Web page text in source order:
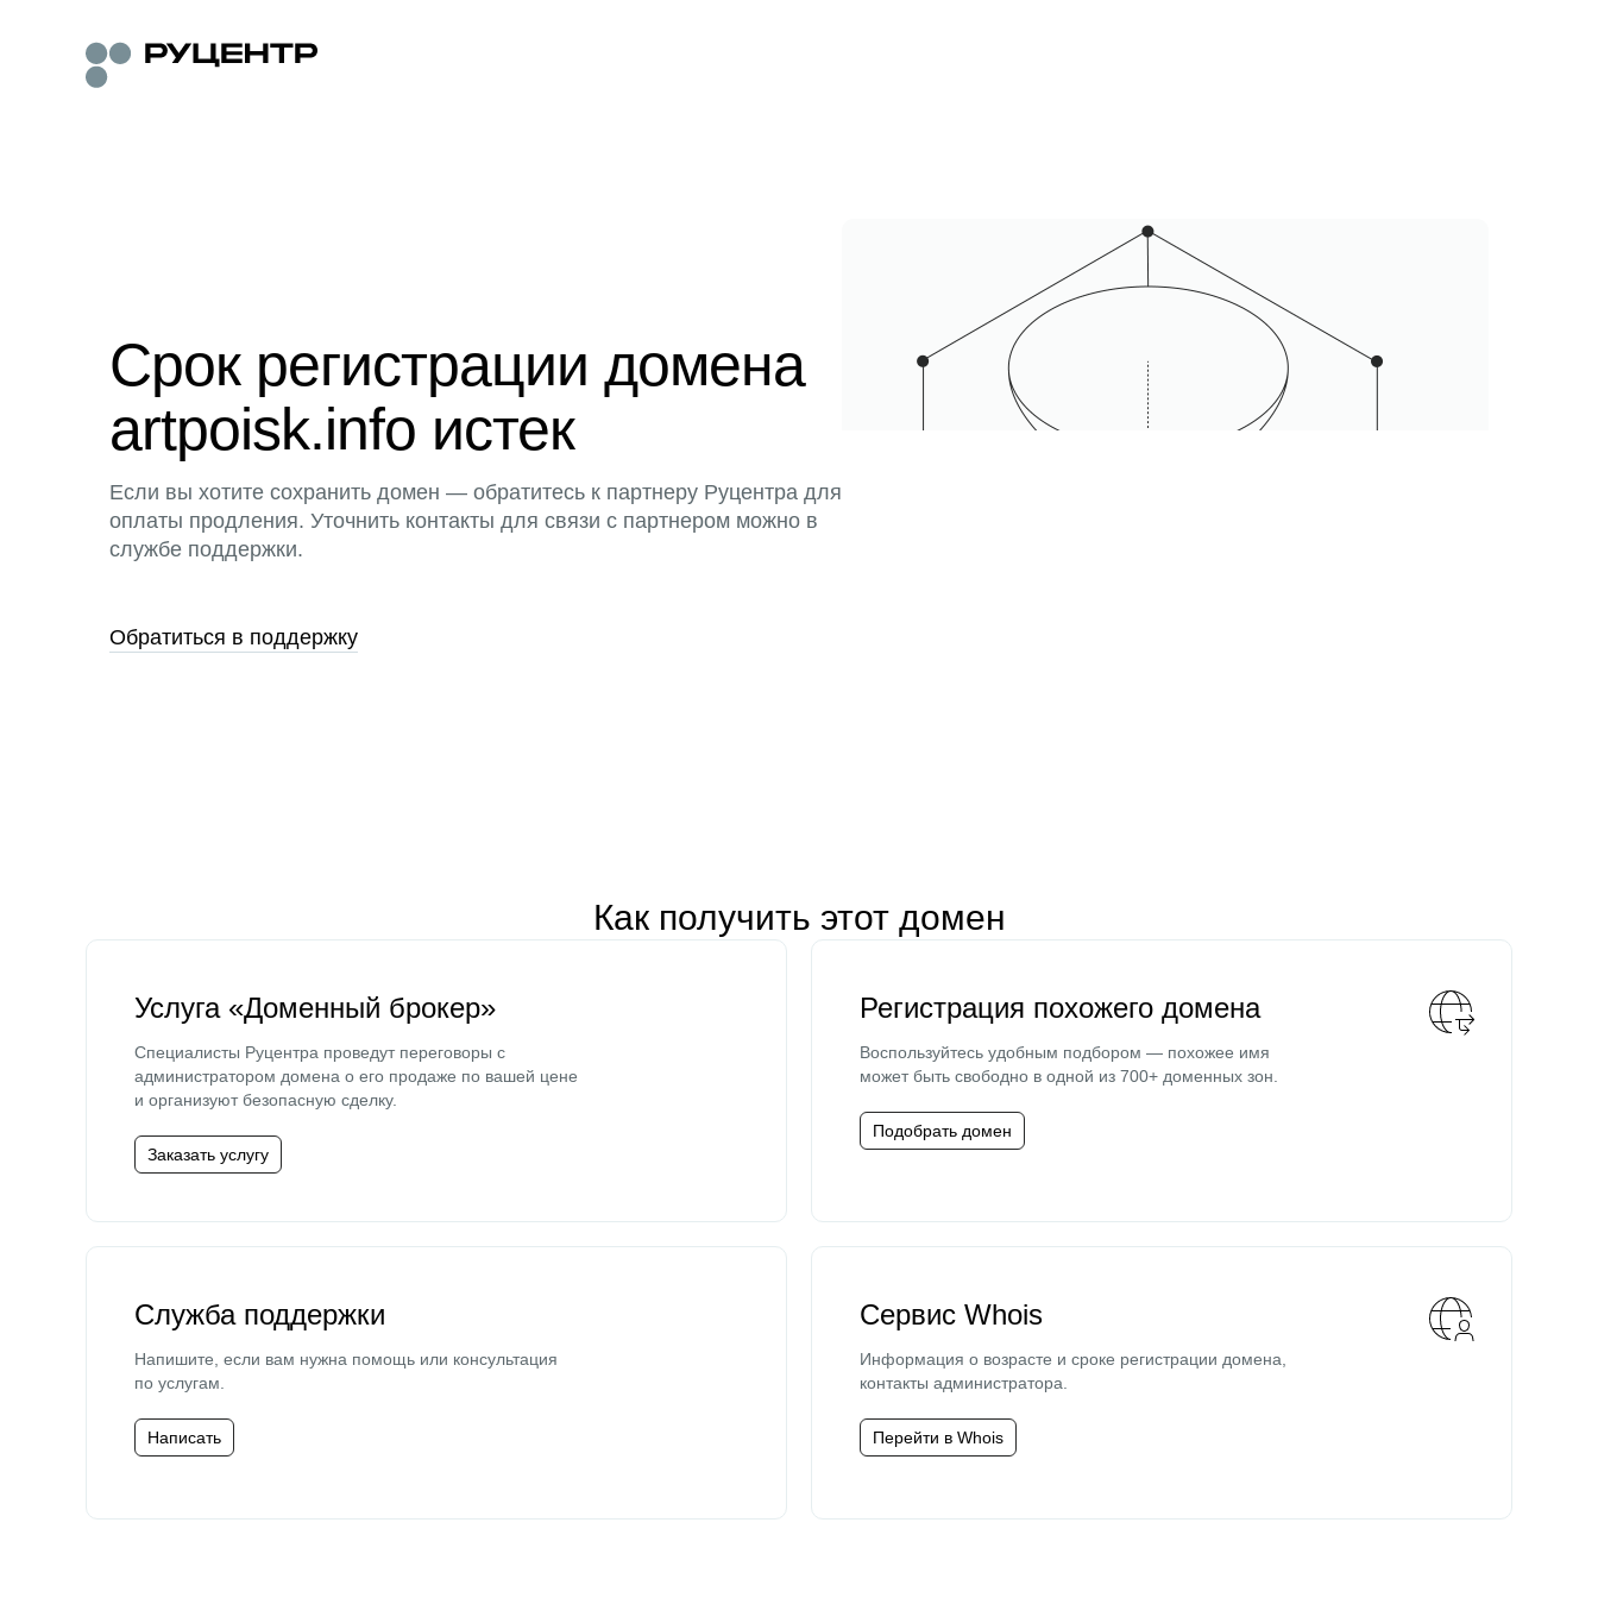
Срок регистрации домена
artpoisk.info истек
Если вы хотите сохранить домен — обратитесь к партнеру Руцентра для
оплаты продления. Уточнить контакты для связи с партнером можно в
службе поддержки.
Обратиться в поддержку
Как получить этот домен
Услуга «Доменный брокер»
Специалисты Руцентра проведут переговоры с
администратором домена о его продаже по вашей цене
и организуют безопасную сделку.
Заказать услугу
Регистрация похожего домена
Воспользуйтесь удобным подбором — похожее имя
может быть свободно в одной из 700+ доменных зон.
Подобрать домен
Служба поддержки
Напишите, если вам нужна помощь или консультация
по услугам.
Написать
Сервис Whois
Информация о возрасте и сроке регистрации домена,
контакты администратора.
Перейти в Whois